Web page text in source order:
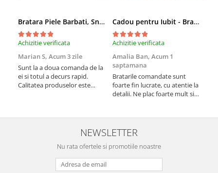
Bratara Piele Barbati, Snur Impletit si Inox Negru Cromat
Achizitie verificata
Marian S, Acum 3 zile
Sunt la a doua comanda de la
ei si totul a decurs rapid.
Calitatea produselor este
Cadou pentru Iubit - Bratara din Piele si Argint - mesaj Cu tine
Achizitie verificata
Amalia Ban, Acum 1
saptamana
Bratarile comandate sunt
foarte fin lucrate, cu atentie la
detalii. Ne plac foarte mult si
NEWSLETTER
Nu rata ofertele si promotiile noastre